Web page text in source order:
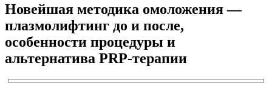
Новейшая методика омоложения —
плазмолифтинг до и после,
особенности процедуры и
альтернатива PRP-терапии